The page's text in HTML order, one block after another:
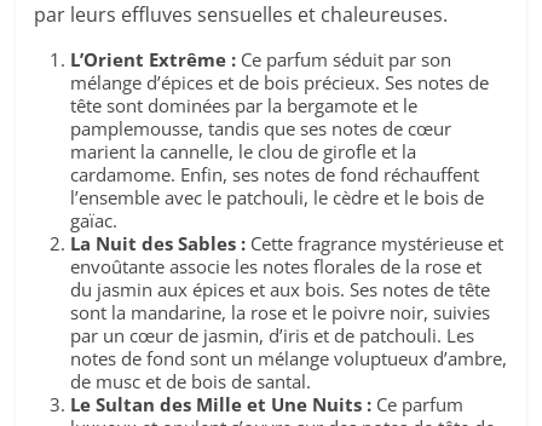
par leurs effluves sensuelles et chaleureuses.
L’Orient Extrême : Ce parfum séduit par son
mélange d’épices et de bois précieux. Ses notes de
tête sont dominées par la bergamote et le
pamplemousse, tandis que ses notes de cœur
marient la cannelle, le clou de girofle et la
cardamome. Enfin, ses notes de fond réchauffent
l’ensemble avec le patchouli, le cèdre et le bois de
gaïac.
La Nuit des Sables : Cette fragrance mystérieuse et
envoûtante associe les notes florales de la rose et
du jasmin aux épices et aux bois. Ses notes de tête
sont la mandarine, la rose et le poivre noir, suivies
par un cœur de jasmin, d’iris et de patchouli. Les
notes de fond sont un mélange voluptueux d’ambre,
de musc et de bois de santal.
Le Sultan des Mille et Une Nuits : Ce parfum